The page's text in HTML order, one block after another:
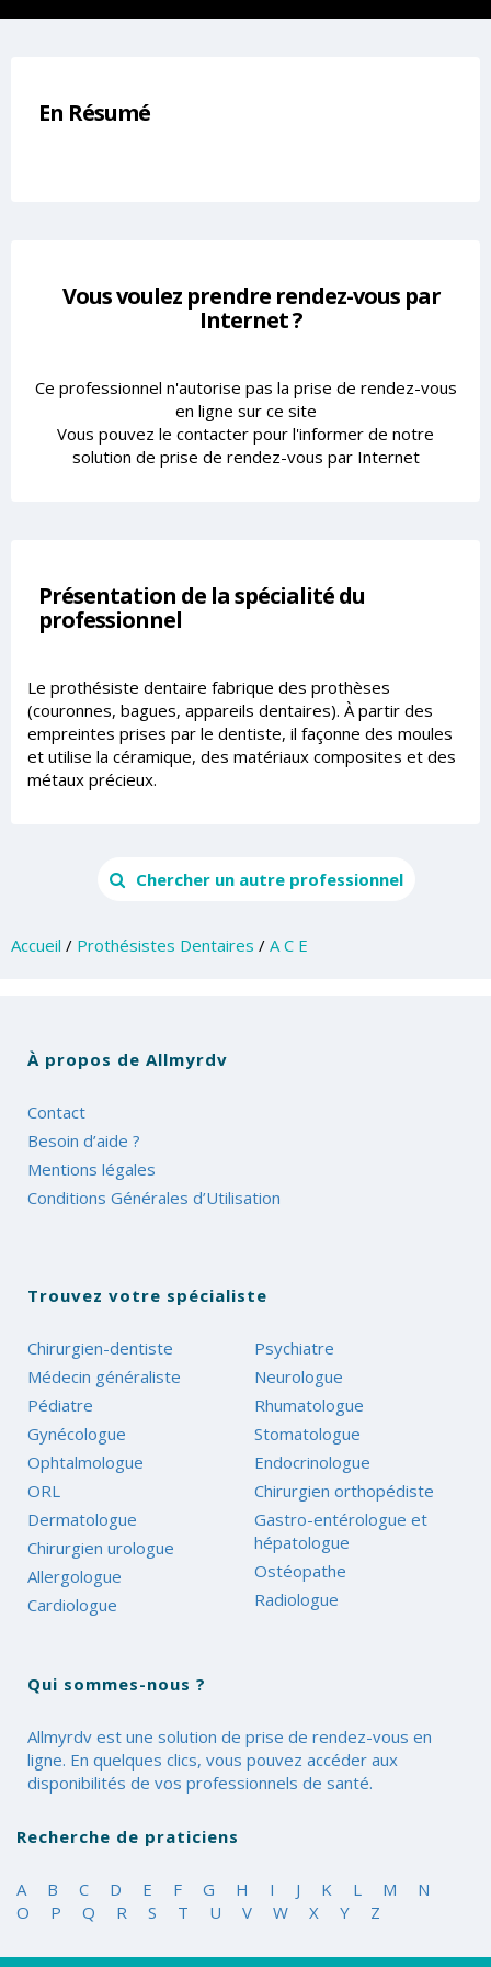
En Résumé
Vous voulez prendre rendez-vous par
Internet ?
Ce professionnel n'autorise pas la prise de rendez-vous
en ligne sur ce site
Vous pouvez le contacter pour l'informer de notre
solution de prise de rendez-vous par Internet
Présentation de la spécialité du
professionnel
Le prothésiste dentaire fabrique des prothèses
(couronnes, bagues, appareils dentaires). À partir des
empreintes prises par le dentiste, il façonne des moules
et utilise la céramique, des matériaux composites et des
métaux précieux.
Chercher un autre professionnel
Accueil / Prothésistes Dentaires / A C E
À propos de Allmyrdv
Contact
Besoin d’aide ?
Mentions légales
Conditions Générales d’Utilisation
Trouvez votre spécialiste
Chirurgien-dentiste
Médecin généraliste
Pédiatre
Gynécologue
Ophtalmologue
ORL
Dermatologue
Chirurgien urologue
Allergologue
Cardiologue
Psychiatre
Neurologue
Rhumatologue
Stomatologue
Endocrinologue
Chirurgien orthopédiste
Gastro-entérologue et
hépatologue
Ostéopathe
Radiologue
Qui sommes-nous ?
Allmyrdv est une solution de prise de rendez-vous en
ligne. En quelques clics, vous pouvez accéder aux
disponibilités de vos professionnels de santé.
Recherche de praticiens
A B C D E F G H I J K L M
N
O
P Q R S T U V W X Y Z